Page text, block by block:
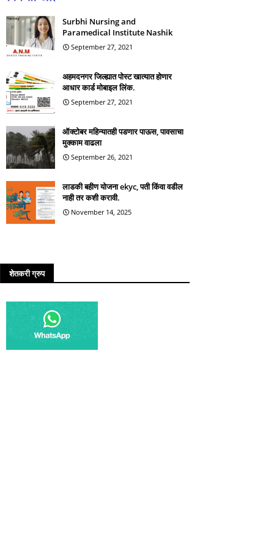
Surbhi Nursing and
Paramedical Institute Nashik
September 27, 2021
अहमदनगर जिल्ह्यात पोस्ट खात्यात होणार
आधार कार्ड मोबाइल लिंक.
September 27, 2021
ऑक्टोबर महिन्यातही पडणार पाऊस, पावसाचा
मुक्काम वाढला
September 26, 2021
लाडकी बहीण योजना ekyc, पती किंवा वडील
नाही तर कशी करावी.
November 14, 2025
शेतकरी ग्रुप